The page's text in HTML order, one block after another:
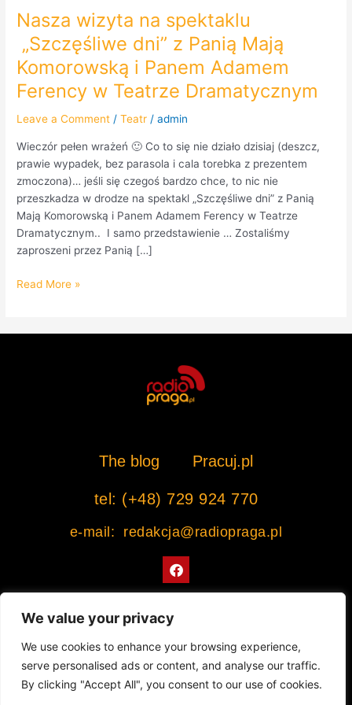
We value your privacy
We use cookies to enhance your browsing experience,
serve personalised ads or content, and analyse our traffic.
By clicking "Accept All", you consent to our use of cookies.
Nasza wizyta na spektaklu
„Szczęśliwe dni” z Panią Mają
Komorowską i Panem Adamem
Ferency w Teatrze Dramatycznym
Leave a Comment /Teatr /admin
Wieczór pełen wrażeń 🙂 Co to się nie działo dzisiaj (deszcz,
prawie wypadek, bez parasola i cala torebka z prezentem
zmoczona)… jeśli się czegoś bardzo chce, to nic nie
przeszkadza w drodze na spektakl „Szczęśliwe dni” z Panią
Mają Komorowską i Panem Adamem Ferency w Teatrze
Dramatycznym.. I samo przedstawienie … Zostaliśmy
zaproszeni przez Panią […]
Read More »
The blog Pracuj.pl
tel: (+48) 729 924 770
e-mail: redakcja@radiopraga.pl
F
a
c
o
k
Współpracujemy z Muzeum Warszawskiej Pragi
© 2022 All rights Reserved. Radiopraga.pl